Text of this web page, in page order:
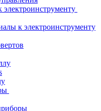
к электроинструменту